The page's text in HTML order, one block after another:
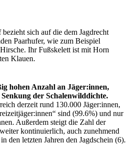
sich auf die dem Jagdrecht
Paarhufer, wie zum Beispiel
Ihr Fußskelett ist mit Horn
Klauen.
hohen Anzahl an Jäger:innen,
der Schalenwilddichte.
derzeit rund 130.000 Jäger:innen,
sind (99.6%) und nur
Außerdem steigt die Zahl der
kontinuierlich, auch zunehmend
den letzten Jahren den Jagdschein (6).